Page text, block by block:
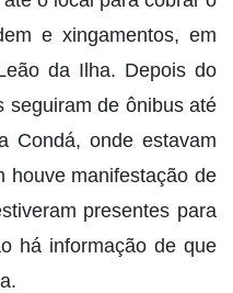
e xingamentos, em
da Ilha. Depois do
seguiram de ônibus até
Condá, onde estavam
houve manifestação de
presentes para
há informação de que